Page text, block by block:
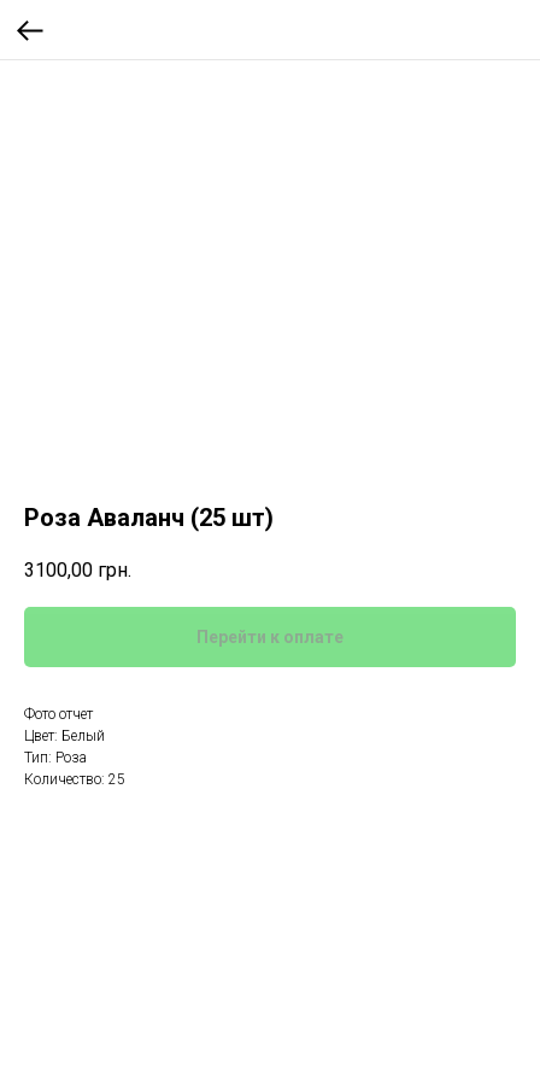
Роза Аваланч (25 шт)
3100,00 грн.
Перейти к оплате
Фото отчет
Цвет: Белый
Тип: Роза
Количество: 25